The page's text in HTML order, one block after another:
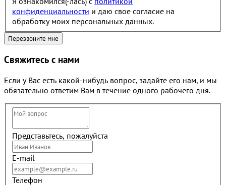
конфиденциальности и даю свое согласие на
обработку моих персональных данных.
Свяжитесь с нами
Если у Вас есть какой-нибудь вопрос, задайте его нам, и мы
обязательно ответим Вам в течение одного рабочего дня.
Представьтесь, пожалуйста
E-mail
Телефон